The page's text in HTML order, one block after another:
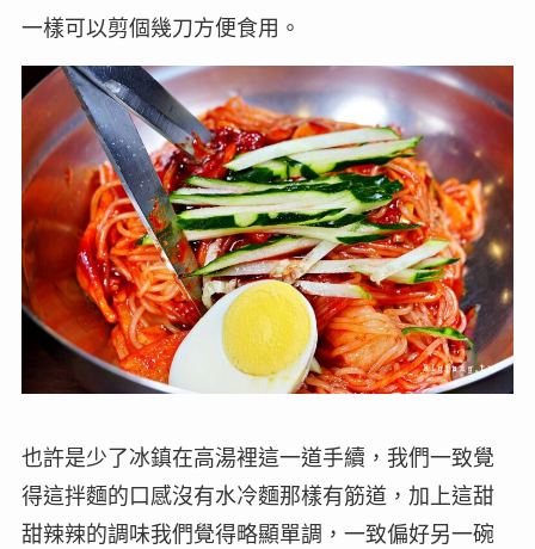
一樣可以剪個幾刀方便食用。
也許是少了冰鎮在高湯裡這一道手續，我們一致覺
得這拌麵的口感沒有水冷麵那樣有筋道，加上這甜
甜辣辣的調味我們覺得略顯單調，一致偏好另一碗